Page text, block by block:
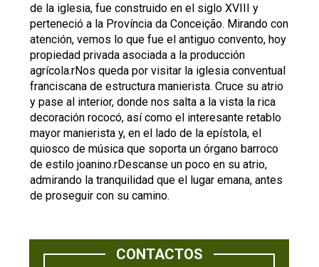
de la iglesia, fue construido en el siglo XVIII y
perteneció a la Província da Conceição. Mirando con
atención, vemos lo que fue el antiguo convento, hoy
propiedad privada asociada a la producción
agrícola.rNos queda por visitar la iglesia conventual
franciscana de estructura manierista. Cruce su atrio
y pase al interior, donde nos salta a la vista la rica
decoración rococó, así como el interesante retablo
mayor manierista y, en el lado de la epístola, el
quiosco de música que soporta un órgano barroco
de estilo joanino.rDescanse un poco en su atrio,
admirando la tranquilidad que el lugar emana, antes
de proseguir con su camino.
CONTACTOS